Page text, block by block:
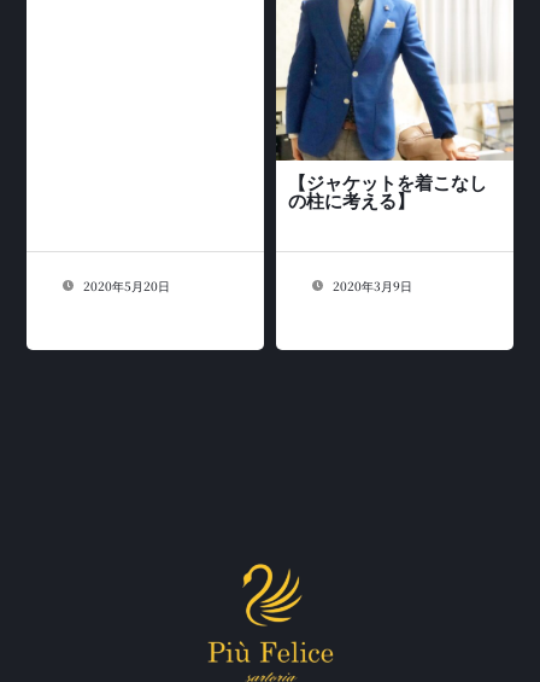
2020年5月20日
【ジャケットを着こなし
の柱に考える】
2020年3月9日